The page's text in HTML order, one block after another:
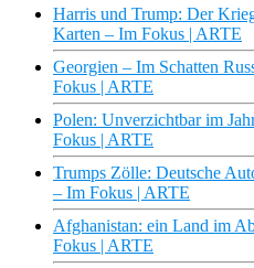
Harris und Trump: Der
Karten – Im Fokus | ARTE
Georgien – Im Schatten
Fokus | ARTE
Polen: Unverzichtbar im
Fokus | ARTE
Trumps Zölle: Deutsche
– Im Fokus | ARTE
Afghanistan: ein Land im
Fokus | ARTE